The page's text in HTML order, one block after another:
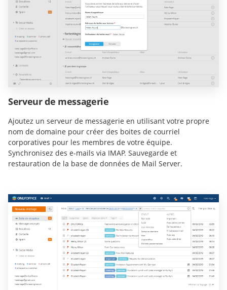
Serveur de messagerie
Ajoutez un serveur de messagerie en utilisant votre propre
nom de domaine pour créer des boites de courriel
corporatives pour les membres de votre équipe.
Synchronisez des e-mails via IMAP. Sauvegarde et
restauration de la base de données de Mail Server.